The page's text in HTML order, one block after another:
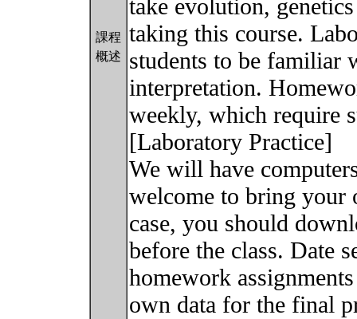
課程
概述
take evolution,
taking this course.
students to be familiar
interpretation.
weekly, which require
[Laboratory Practice]
We will have
welcome to bring your
case, you should
before the class. Date
homework
own data for the final